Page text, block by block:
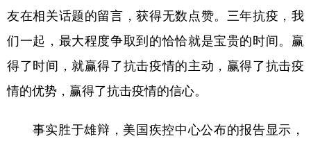
友在相关话题的留言，获得无数点赞。三年抗疫，我
们一起，最大程度争取到的恰恰就是宝贵的时间。赢
得了时间，就赢得了抗击疫情的主动，赢得了抗击疫
情的优势，赢得了抗击疫情的信心。
事实胜于雄辩，美国疾控中心公布的报告显示，